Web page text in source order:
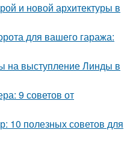
и новой архитектуры в
для вашего гаража:
на выступление Линды в
9 советов от
10 полезных советов для